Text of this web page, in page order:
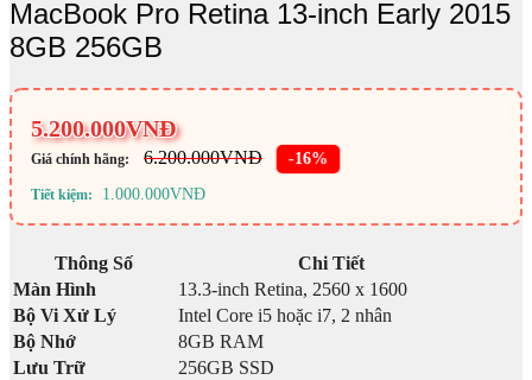
MacBook Pro Retina 13-inch Early 2015
8GB 256GB
5.200.000VNĐ
Giá chính hãng: 6.200.000VNĐ -16%
Tiết kiệm: 1.000.000VNĐ
Thông Số
Chi Tiết
Màn Hình
13.3-inch Retina, 2560 x 1600
Bộ Vi Xử Lý
Intel Core i5 hoặc i7, 2 nhân
Bộ Nhớ
8GB RAM
Lưu Trữ
256GB SSD